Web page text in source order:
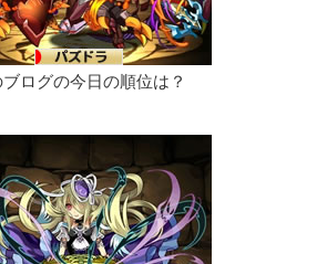
ブログの今日の順位は？